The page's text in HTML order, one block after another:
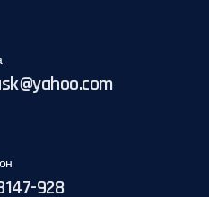
928